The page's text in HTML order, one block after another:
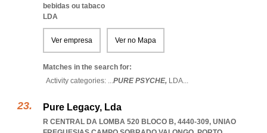
bebidas ou tabaco
LDA
Ver empresa Ver no Mapa
Matches in the search for:
Activity categories: ...PURE PSYCHE, LDA...
Pure Legacy, Lda
R CENTRAL DA LOMBA 520 BLOCO B, 4440-309, UNIAO